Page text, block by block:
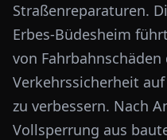
Straßenreparaturen.
Erbes-Büdesheim
von
Verkehrssicherheit
zu verbessern. Nach
Vollsperrung aus